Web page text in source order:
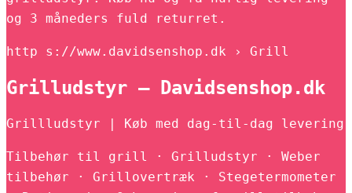
og 3 måneders fuld returret.
http s://www.davidsenshop.dk › Grill
Grilludstyr – Davidsenshop.dk
Grillludstyr | Køb med dag-til-dag levering
Tilbehør til grill · Grilludstyr · Weber
tilbehør · Grillovertræk · Stegetermometer